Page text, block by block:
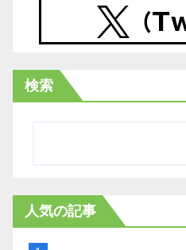
検索
人気の記事